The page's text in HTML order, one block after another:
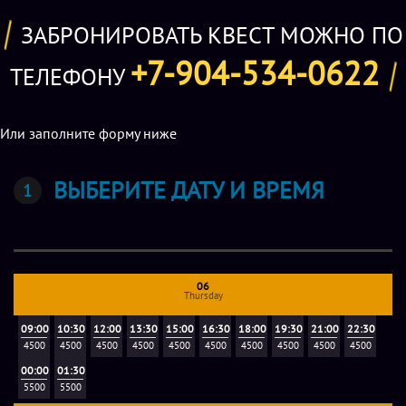
колдовскими заклинаниями.
В целом локация и манера проведения игры оставляют
слегка испугаться. По итогу квеста команда должна спасти
решив массу загадок, попутно получив небольшой
экскурс в историю инквизиции и Средневековья. Все
команда перемещается в уютную и достаточно
обсудить подробности минувшего приключения. Здесь же
проводятся детские праздники – застолья и мини-
дискотеки.
ЗАБРОНИРОВАТЬ КВЕСТ МОЖНО ПО
ТЕЛЕФОНУ+7-904-534-0622
Или заполните форму ниже
ВЫБЕРИТЕ ДАТУ И ВРЕМЯ
06
Thursday
09:00
4500
10:30
4500
12:00
4500
13:30
4500
15:00
4500
16:30
4500
18:00
4500
19:30
4500
21:00
4500
22:30
4500
00:00
5500
01:30
5500